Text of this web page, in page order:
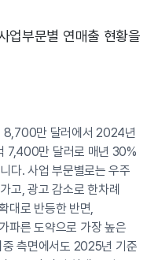
업부문별 연매출 현황을
만 달러에서 2024년
7,400만 달러로 매년 30%
다. 사업 부문별로는 우주
고, 광고 감소로 한차례
대로 반등한 반면,
른 도약으로 가장 높은
중 측면에서도 2025년 기준